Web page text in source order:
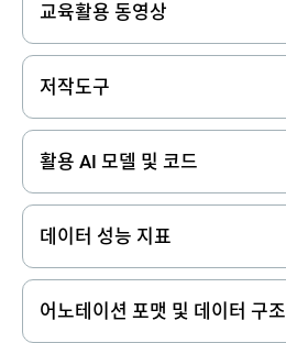
교육활용 동영상
저작도구
활용 AI 모델 및 코드
데이터 성능 지표
어노테이션 포맷 및 데이터 구조